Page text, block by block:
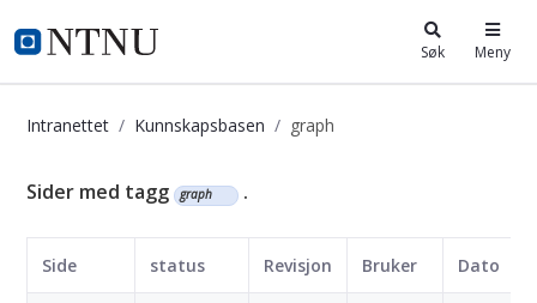
i.ntnu.no Søk Meny
Intranettet Kunnskapsbasen graph
Kunnskapsbasen
Sider med tagg graph .
Side status Revisjon Bruker Dato